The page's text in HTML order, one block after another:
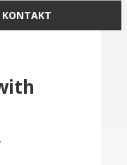
KONTAKT